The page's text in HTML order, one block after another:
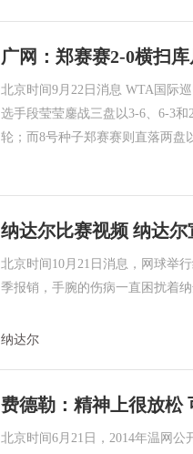
广网：郑赛赛2-0横扫
北京时间9月22日消息 WTA国际
选手段莹莹鏖战三盘以3-6、6-3
轮；而8号种子郑赛赛则直落两盘
纳达尔比赛视频 纳达
北京时间10月21日消息，网球举
季报销，手腕的伤病一直困扰着纳
纳达尔
费德勒：精神上很放松
北京时间6月21日，2014年温网